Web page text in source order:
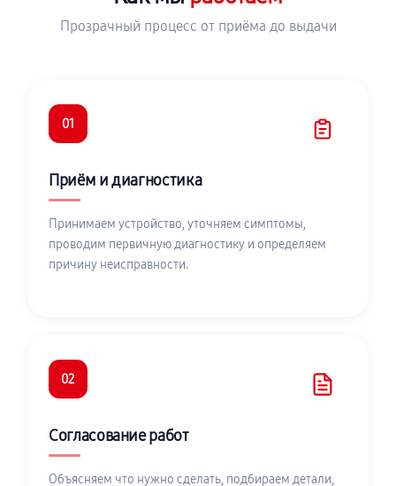
Прозрачный процесс от приёма до выдачи
01
Приём и диагностика
Принимаем устройство, уточняем симптомы,
проводим первичную диагностику и определяем
причину неисправности.
02
Согласование работ
Объясняем что нужно сделать, подбираем детали,